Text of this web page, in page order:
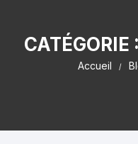
CATÉGORIE :
Accueil